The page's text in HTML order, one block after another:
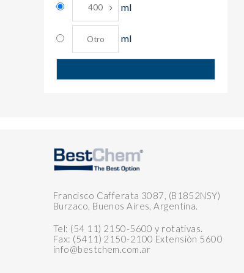
ml
ml
Francisco Cafferata 3087, (B1852NSY)
Burzaco, Buenos Aires, Argentina.
Tel: (54 11) 2150-5600 y rotativas.
Fax: (5411) 2150-2100 Extensión 5600
info@bestchem.com.ar